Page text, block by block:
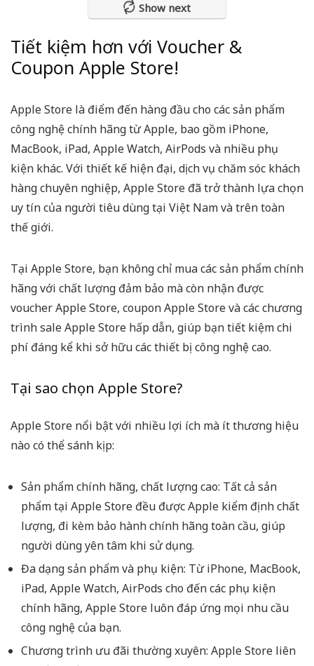
Show next
Tiết kiệm hơn với Voucher &
Coupon Apple Store!
Apple Store là điểm đến hàng đầu cho các sản phẩm
công nghệ chính hãng từ Apple, bao gồm iPhone,
MacBook, iPad, Apple Watch, AirPods và nhiều phụ
kiện khác. Với thiết kế hiện đại, dịch vụ chăm sóc khách
hàng chuyên nghiệp, Apple Store đã trở thành lựa chọn
uy tín của người tiêu dùng tại Việt Nam và trên toàn
thế giới.
Tại Apple Store, bạn không chỉ mua các sản phẩm chính
hãng với chất lượng đảm bảo mà còn nhận được
voucher Apple Store, coupon Apple Store và các chương
trình sale Apple Store hấp dẫn, giúp bạn tiết kiệm chi
phí đáng kể khi sở hữu các thiết bị công nghệ cao.
Tại sao chọn Apple Store?
Apple Store nổi bật với nhiều lợi ích mà ít thương hiệu
nào có thể sánh kịp:
Sản phẩm chính hãng, chất lượng cao: Tất cả sản
phẩm tại Apple Store đều được Apple kiểm định chất
lượng, đi kèm bảo hành chính hãng toàn cầu, giúp
người dùng yên tâm khi sử dụng.
Đa dạng sản phẩm và phụ kiện: Từ iPhone, MacBook,
iPad, Apple Watch, AirPods cho đến các phụ kiện
chính hãng, Apple Store luôn đáp ứng mọi nhu cầu
công nghệ của bạn.
Chương trình ưu đãi thường xuyên: Apple Store liên